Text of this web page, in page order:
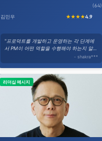
김민우 ★★★★4.9
(64)
"프로덕트를 개발하고 운영하는 각 단계에
서 PM이 어떤 역할을 수행해야 하는지 알
- shakra***
리더십 메시지